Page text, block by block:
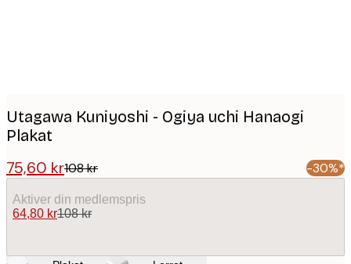
Utagawa Kuniyoshi - Ogiya uchi Hanaogi
Plakat
75,60 kr108 kr -30%*
Aktiver din medlemspris
64,80 kr108 kr